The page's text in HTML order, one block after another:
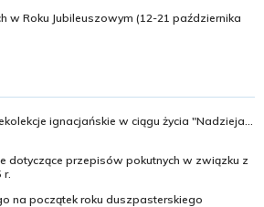
w Roku Jubileuszowym (12-21 października
ignacjańskie w ciągu życia "Nadzieja...
dotyczące przepisów pokutnych w związku z
r.
na początek roku duszpasterskiego